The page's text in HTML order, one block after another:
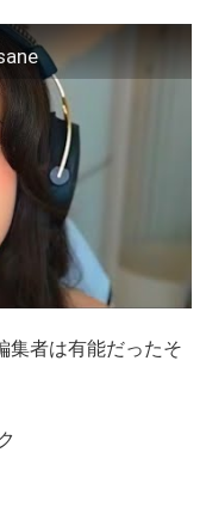
集者は有能だったそ